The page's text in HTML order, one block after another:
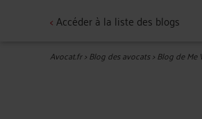
<Accéder à la liste des blogs
Avocat.fr>Blog des avocats>Blog de Me